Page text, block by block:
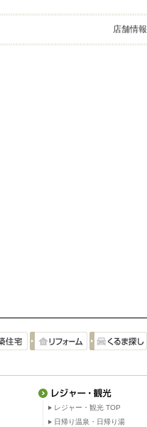
店舗情報
レジャー・観光 TOP
日帰り温泉・日帰り湯